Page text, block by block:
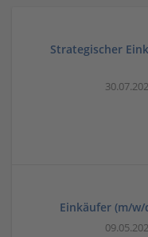
Strategischer
Einkäufer (m/